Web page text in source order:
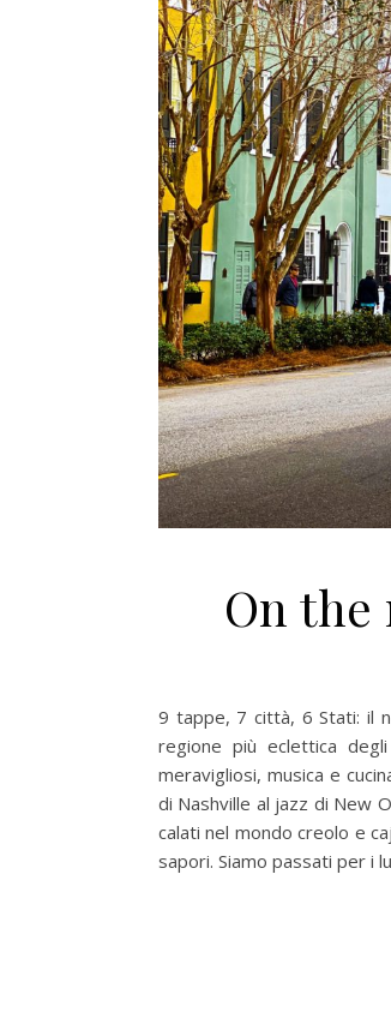
On
9 tappe, 7 città, 6 Stati: il
regione più eclettica
meravigliosi, musica e
di Nashville al jazz di New
calati nel mondo creolo e
sapori. Siamo passati per i